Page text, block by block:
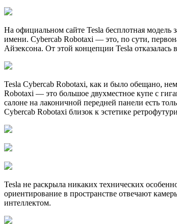
На официальном сайте Tesla бесплотная модель
имени. Cybercab Robotaxi — это, по сути,
Айзексона. От этой концепции Tesla
Tesla Cybercab Robotaxi, как и было обещано,
Robotaxi — это большое двухместное купе с
салоне на лаконичной передней панели есть
Cybercab Robotaxi близок к эстетике
Tesla не раскрыла никаких технических
ориентирование в пространстве отвечают
интеллектом.